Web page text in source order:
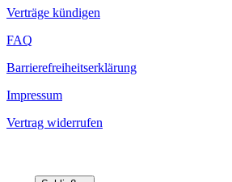
Verträge kündigen
FAQ
Barrierefreiheitserklärung
Impressum
Vertrag widerrufen